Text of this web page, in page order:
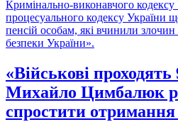
Кримінально-виконавчого
процесуального кодексу України
пенсій особам, які вчинили
безпеки України».
«Військові
Михайло Цимбалюк
спростити